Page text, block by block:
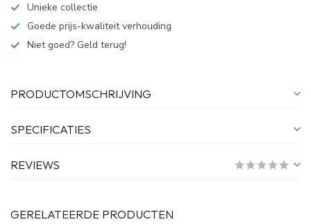
Unieke collectie
Goede prijs-kwaliteit verhouding
Niet goed? Geld terug!
PRODUCTOMSCHRIJVING
SPECIFICATIES
REVIEWS
GERELATEERDE PRODUCTEN